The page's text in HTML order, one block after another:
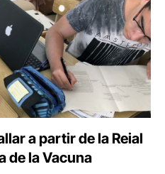
a partir de la Reial
de la Vacuna